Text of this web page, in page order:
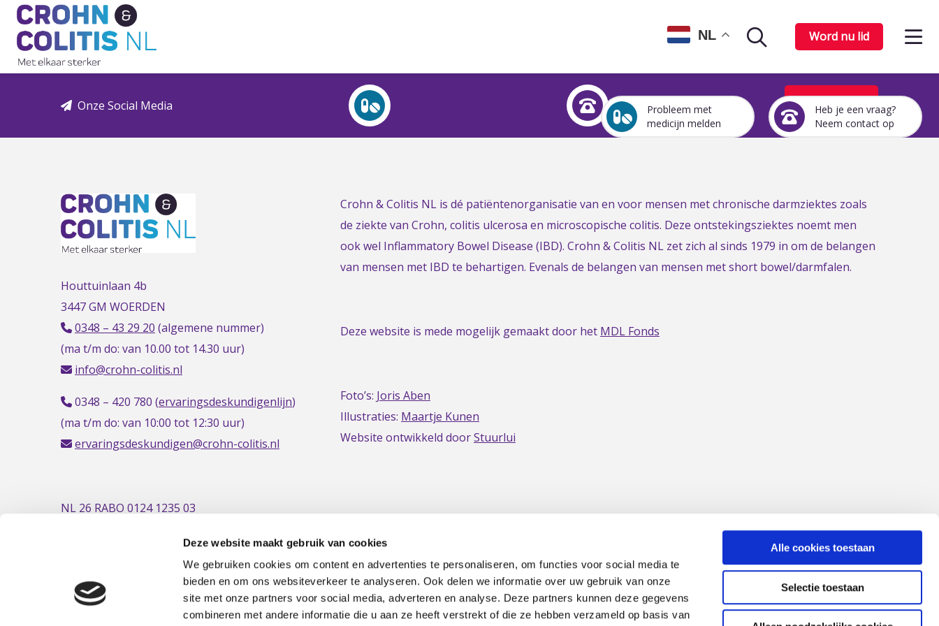
Deze website maakt gebruik van cookies
We gebruiken cookies om content en advertenties te personaliseren, om functies voor social media te
bieden en om ons websiteverkeer te analyseren. Ook delen we informatie over uw gebruik van onze
site met onze partners voor social media, adverteren en analyse. Deze partners kunnen deze gegevens
combineren met andere informatie die u aan ze heeft verstrekt of die ze hebben verzameld op basis van
Alle cookies toestaan
Selectie toestaan
Over Crohn en colitis (IBD)
Leven met
Voor professionals
Word nu lid
Zoekpagina
NL
Probleem met
medicijn melden
medicijn
Heb je een vraag?
Neem contact op
je
Onze Social Media Word nu lid
Link
homepage
Houttuinlaan 4b
3447 GM WOERDEN
0348 – 43 29 20 (algemene nummer)
(ma t/m do: van 10.00 tot 14.30 uur)
info@crohn-colitis.nl
0348 – 420 780 (ervaringsdeskundigenlijn)
(ma t/m do: van 10:00 tot 12:30 uur)
ervaringsdeskundigen@crohn-colitis.nl
NL 26 RABO 0124 1235 03
Crohn & Colitis NL is dé patiëntenorganisatie van en voor mensen met chronische darmziektes zoals
de ziekte van Crohn, colitis ulcerosa en microscopische colitis. Deze ontstekingsziektes noemt men
ook wel Inflammatory Bowel Disease (IBD). Crohn & Colitis NL zet zich al sinds 1979 in om de belangen
van mensen met IBD te behartigen. Evenals de belangen van mensen met short bowel/darmfalen.
Deze website is mede mogelijk gemaakt door het MDL Fonds
Foto’s: Joris Aben
Illustraties: Maartje Kunen
Website ontwikkeld doorStuurlui
Privacy|Disclaimer